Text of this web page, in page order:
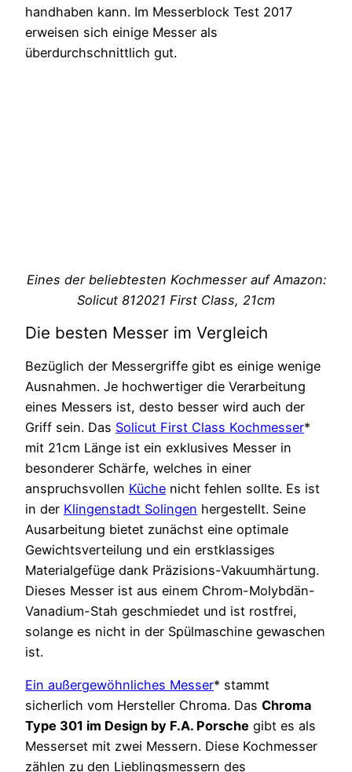
handhaben kann. Im Messerblock Test 2017
erweisen sich einige Messer als
überdurchschnittlich gut.
Eines der beliebtesten Kochmesser auf Amazon:
Solicut 812021 First Class, 21cm
Die besten Messer im Vergleich
Bezüglich der Messergriffe gibt es einige wenige
Ausnahmen. Je hochwertiger die Verarbeitung
eines Messers ist, desto besser wird auch der
Griff sein. Das Solicut First Class Kochmesser*
mit 21cm Länge ist ein exklusives Messer in
besonderer Schärfe, welches in einer
anspruchsvollen Küche nicht fehlen sollte. Es ist
in der Klingenstadt Solingen hergestellt. Seine
Ausarbeitung bietet zunächst eine optimale
Gewichtsverteilung und ein erstklassiges
Materialgefüge dank Präzisions-Vakuumhärtung.
Dieses Messer ist aus einem Chrom-Molybdän-
Vanadium-Stah geschmiedet und ist rostfrei,
solange es nicht in der Spülmaschine gewaschen
ist.
Ein außergewöhnliches Messer* stammt
sicherlich vom Hersteller Chroma. Das Chroma
Type 301 im Design by F.A. Porsche gibt es als
Messerset mit zwei Messern. Diese Kochmesser
zählen zu den Lieblingsmessern des